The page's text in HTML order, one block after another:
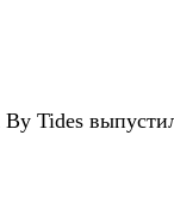
By Tides